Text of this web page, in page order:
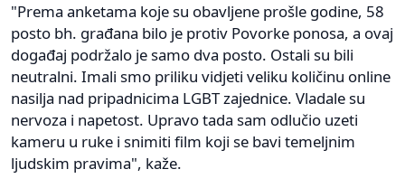
"Prema anketama koje su obavljene prošle godine, 58
posto bh. građana bilo je protiv Povorke ponosa, a ovaj
događaj podržalo je samo dva posto. Ostali su bili
neutralni. Imali smo priliku vidjeti veliku količinu online
nasilja nad pripadnicima LGBT zajednice. Vladale su
nervoza i napetost. Upravo tada sam odlučio uzeti
kameru u ruke i snimiti film koji se bavi temeljnim
ljudskim pravima", kaže.